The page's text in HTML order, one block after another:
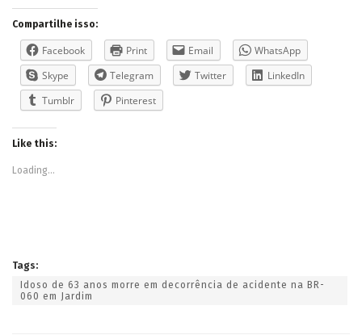
Compartilhe isso:
Facebook Print Email
WhatsApp
Skype
Telegram Twitter
LinkedIn
Tumblr
Pinterest
Like this:
Loading...
Tags:
Idoso de 63 anos morre em decorrência de acidente na BR-
060 em Jardim